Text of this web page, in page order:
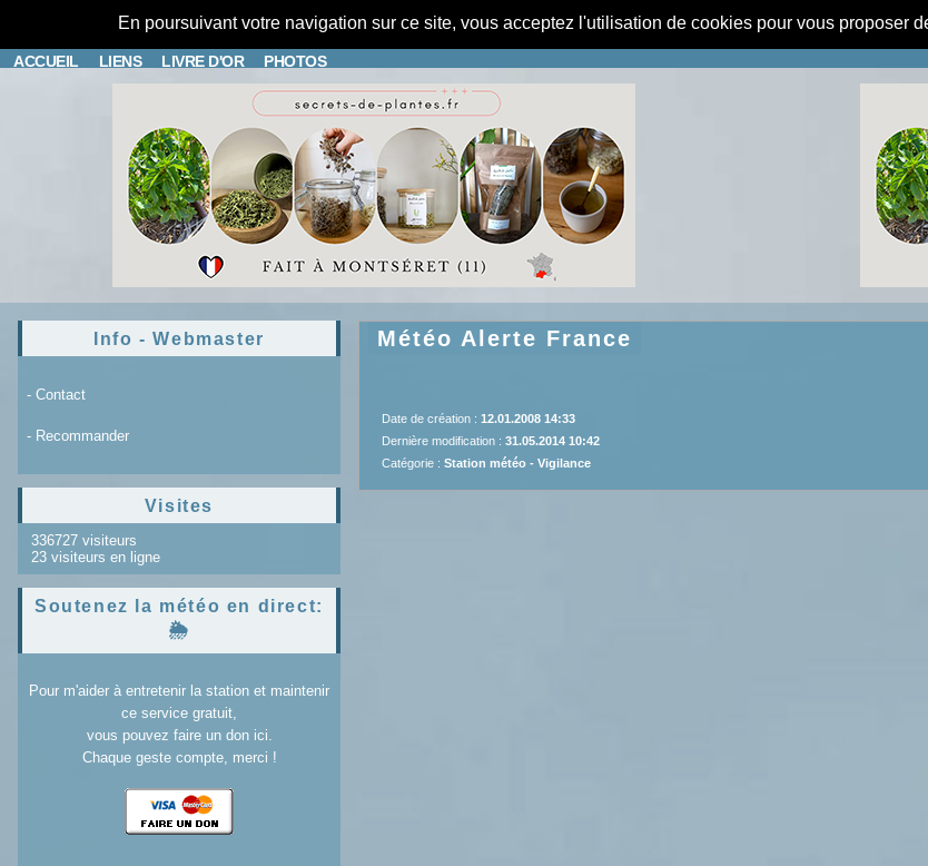
En poursuivant votre navigation sur ce site, vous acceptez l'utilisation de cookies pour vous proposer
ACCUEIL LIENS LIVRE D'OR PHOTOS
Info - Webmaster
- Contact
- Recommander
Visites
336727 visiteurs
23 visiteurs en ligne
Soutenez la météo en direct:
🌦️
Pour m'aider à entretenir la station et maintenir
ce service gratuit,
vous pouvez faire un don ici.
Chaque geste compte, merci !
Météo Alerte France
Date de création : 12.01.2008 14:33
Dernière modification : 31.05.2014 10:42
Catégorie : Station météo - Vigilance